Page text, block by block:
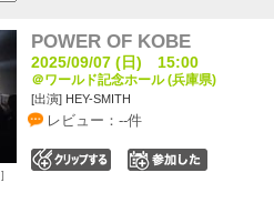
POWER OF KOBE
2025/09/07 (日) 15:00
＠ワールド記念ホール (兵庫県)
[出演] HEY-SMITH
レビュー：--件